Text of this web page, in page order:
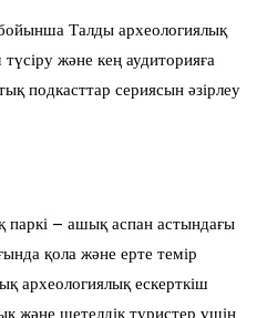
Талды археологиялық
және кең аудиторияға
подкасттар сериясын әзірлеу
паркі – ашық аспан астындағы
қола және ерте темір
археологиялық ескерткіш